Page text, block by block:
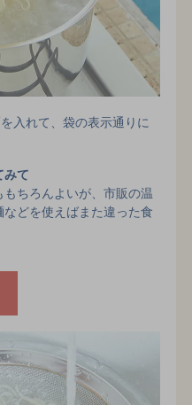
入れて、袋の表示通りに
みて
ちろんよいが、市販の温
どを使えばまた違った食